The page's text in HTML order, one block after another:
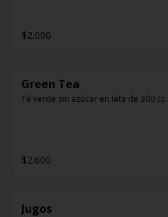
$2.000
Green Tea
Té verde sin azúcar en lata de 300 cc.
$2.600
Jugos